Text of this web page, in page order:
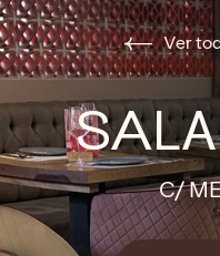
Ver
C/